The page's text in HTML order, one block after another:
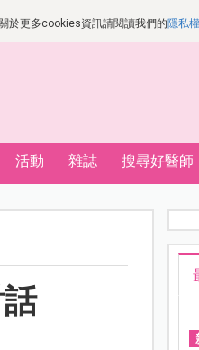
於更多cookies資訊請閱讀我們的隱私
活動 雜誌 搜尋好醫師